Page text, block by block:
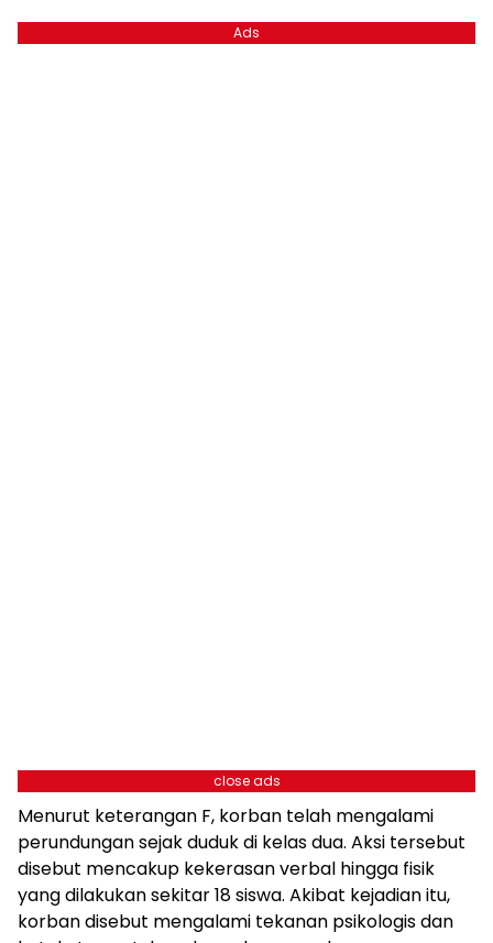
Ads
close ads
Menurut keterangan F, korban telah mengalami
perundungan sejak duduk di kelas dua. Aksi tersebut
disebut mencakup kekerasan verbal hingga fisik
yang dilakukan sekitar 18 siswa. Akibat kejadian itu,
korban disebut mengalami tekanan psikologis dan